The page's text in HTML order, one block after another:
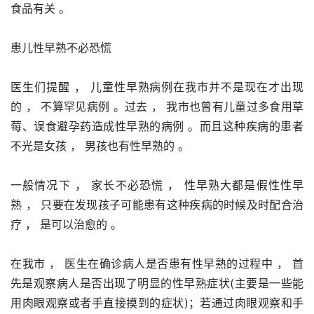
食品有关 。
患儿性早熟不必恐慌
医生们提醒 ， 儿童性早熟病例在我市并不是现在才出现
的 ， 不算罕见病例 。过去 ， 我市也曾有儿童过多食用草
莓、误食避孕药造成性早熟的病例 。而且这种疾病的患者
不光是女孩 ， 男孩也有性早熟的 。
一般情况下 ， 家长不必恐慌 ， 性早熟大都是假性性早
熟 ， 只要在发现孩子可能患有这种疾病的时候及时配合治
疗 ， 是可以治愈的 。
在我市 ， 医生在确诊病人是否患有性早熟的过程中 ， 首
先是观察病人是否出现了明显的性早熟症状(主要是一些能
用肉眼观察或者手直接摸到的症状)；若通过肉眼观察和手